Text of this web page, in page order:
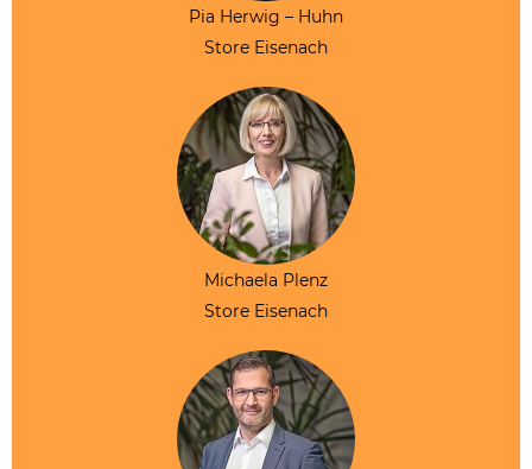
Pia Herwig – Huhn
Store Eisenach
Michaela Plenz
Store Eisenach